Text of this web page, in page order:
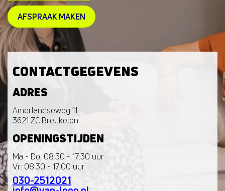
AFSPRAAK MAKEN
CONTACTGEGEVENS
ADRES
Amerlandseweg 11
3621 ZC Breukelen
OPENINGSTIJDEN
Ma - Do: 08:30 - 17:30 uur
Vr: 08:30 - 17:00 uur
030-2512021